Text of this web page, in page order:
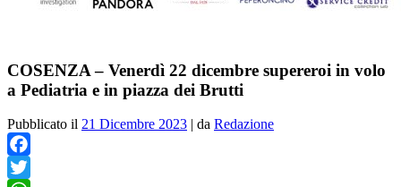
COSENZA – Venerdì 22 dicembre supereroi in volo
a Pediatria e in piazza dei Brutti
Pubblicato il 21 Dicembre 2023 | da Redazione
Facebook